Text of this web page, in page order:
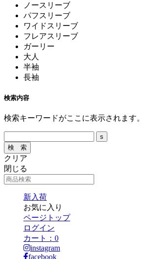
ノースリーブ
パフスリーブ
ワイドスリーブ
フレアスリーブ
ガーリー
大人
半袖
長袖
検索内容
検索キーワードがここに表示されます。
クリア
閉じる
新入荷
お気に入り
ページトップ
ログイン
カート： 0
instagram
facebook